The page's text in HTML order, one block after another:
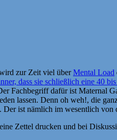
zur Zeit viel überMental Load
dass sie schließlich eine 40
Fachbegriff dafür ist Maternal
lassen. Denn oh weh!, die
Der ist nämlich im wesentlich
Zettel drucken und bei